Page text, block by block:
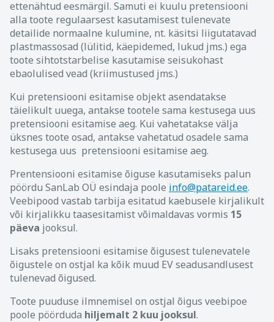
ettenähtud eesmärgil. Samuti ei kuulu pretensiooni
alla toote regulaarsest kasutamisest tulenevate
detailide normaalne kulumine, nt. käsitsi liigutatavad
plastmassosad (lülitid, käepidemed, lukud jms.) ega
toote sihtotstarbelise kasutamise seisukohast
ebaolulised vead (kriimustused jms.)
Kui pretensiooni esitamise objekt asendatakse
täielikult uuega, antakse tootele sama kestusega uus
pretensiooni esitamise aeg. Kui vahetatakse välja
üksnes toote osad, antakse vahetatud osadele sama
kestusega uus pretensiooni esitamise aeg.
Prentensiooni esitamise õiguse kasutamiseks palun
pöördu SanLab OÜ esindaja poole info@patareid.ee.
Veebipood vastab tarbija esitatud kaebusele kirjalikult
või kirjalikku taasesitamist võimaldavas vormis 15
päeva jooksul.
Lisaks pretensiooni esitamise õigusest tulenevatele
õigustele on ostjal ka kõik muud EV seadusandlusest
tulenevad õigused.
Toote puuduse ilmnemisel on ostjal õigus veebipoe
poole pöörduda hiljemalt 2 kuu jooksul.